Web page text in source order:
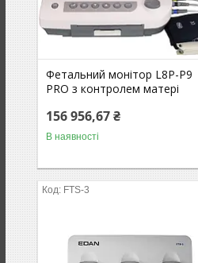
Фетальний монітор L8P-P9
PRO з контролем матері
156 956,67 ₴
В наявності
FTS-3